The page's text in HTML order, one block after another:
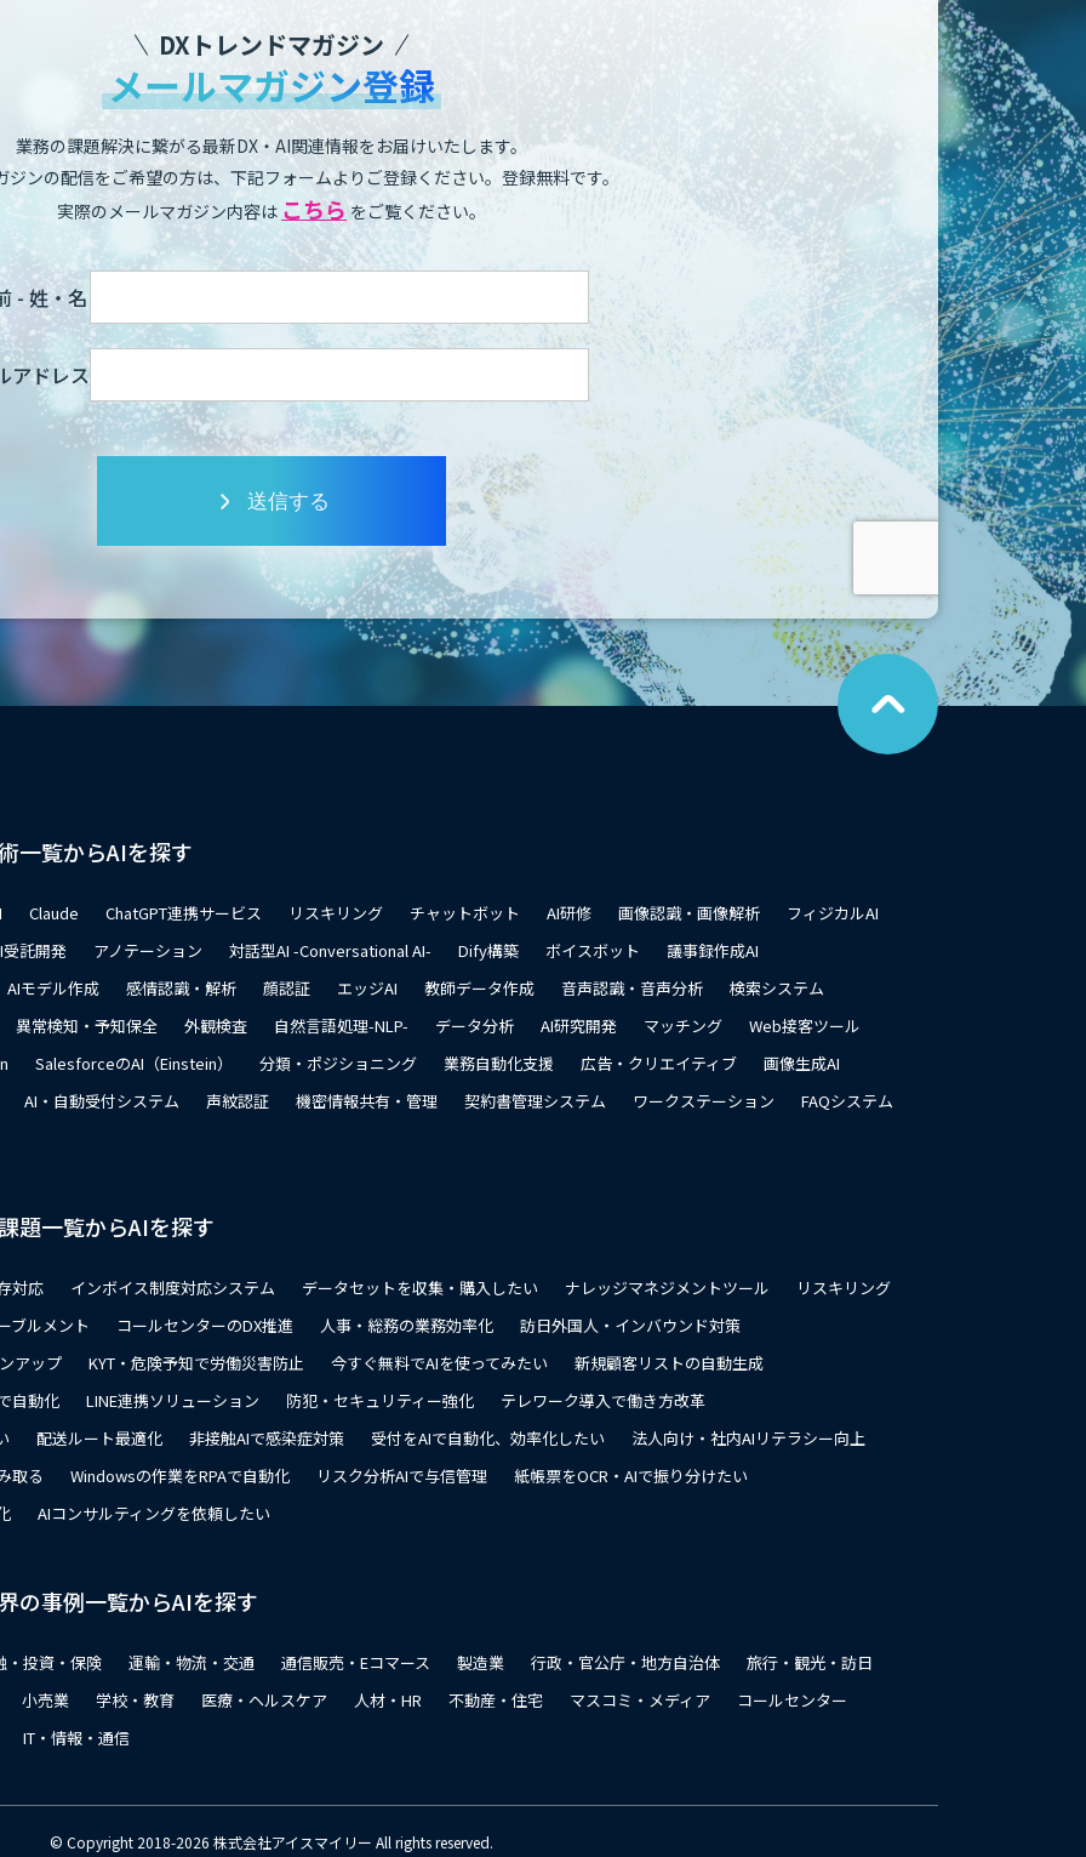
DXトレンドマガジン
メールマガジン登録
業務の課題解決に繋がる最新DX・AI関連情報をお届けいたします。
ジンの配信をご希望の方は、下記フォームよりご登録ください。登録無料です。
実際のメールマガジン内容は こちら をご覧ください。
- 姓・名
アドレス
送信する
こ
の
ペ
ー
ジ
一覧からAIを探す
Claude ChatGPT連携サービス リスキリング チャットボット AI研修 画像認識・画像解析
フィジカルAI
受託開発
アノテーション 対話型AI -Conversational AI- Dify構築 ボイスボット
議事録作成AI
AIモデル作成
感情認識・解析 顔認証 エッジAI 教師データ作成 音声認識・音声分析
検索システム
異常検知・予知保全
外観検査 自然言語処理-NLP- データ分析 AI研究開発 マッチング
Web接客ツール
SalesforceのAI（Einstein） 分類・ポジショニング 業務自動化支援 広告・クリエイティブ
画像生成AI
AI・自動受付システム
声紋認証 機密情報共有・管理 契約書管理システム ワークステーション FAQシステム
題一覧からAIを探す
対応 インボイス制度対応システム データセットを収集・購入したい ナレッジマネジメントツール
リスキリング
ブルメント
コールセンターのDX推進 人事・総務の業務効率化
訪日外国人・インバウンド対策
アップ
KYT・危険予知で労働災害防止 今すぐ無料でAIを使ってみたい
新規顧客リストの自動生成
自動化
LINE連携ソリューション 防犯・セキュリティー強化
テレワーク導入で働き方改革
配送ルート最適化 非接触AIで感染症対策 受付をAIで自動化、効率化したい
法人向け・社内AIリテラシー向上
取る
Windowsの作業をRPAで自動化 リスク分析AIで与信管理
紙帳票をOCR・AIで振り分けたい
AIコンサルティングを依頼したい
の事例一覧からAIを探す
・投資・保険 運輸・物流・交通 通信販売・Eコマース 製造業 行政・官公庁・地方自治体
旅行・観光・訪日
小売業
学校・教育 医療・ヘルスケア 人材・HR 不動産・住宅 マスコミ・メディア
コールセンター
IT・情報・通信
© Copyright 2018-2026 株式会社アイスマイリー All rights reserved.